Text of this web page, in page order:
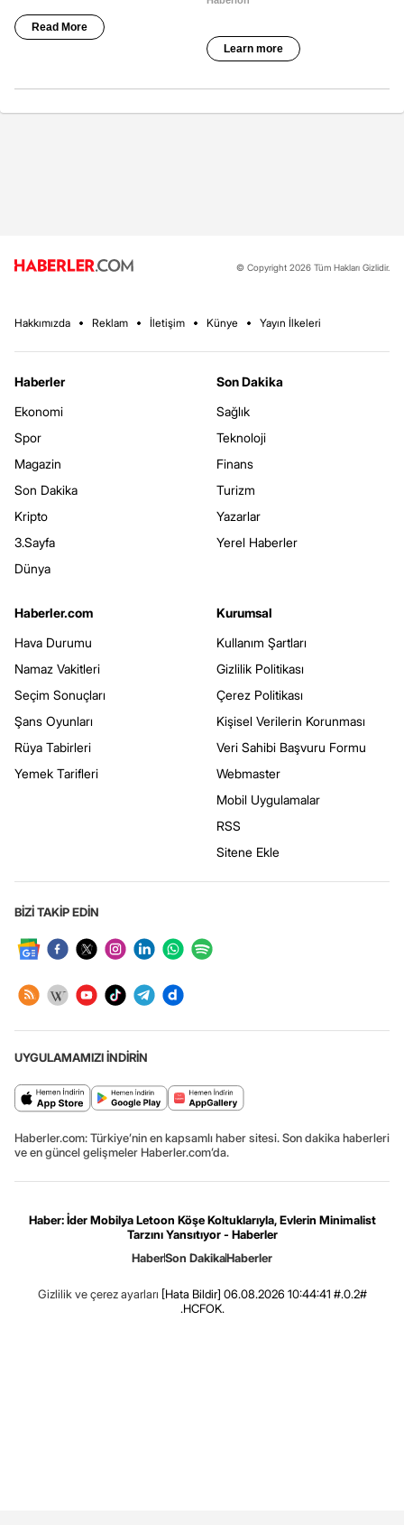
© Copyright 2026 Tüm Hakları Gizlidir.
Hakkımızda Reklam İletişim Künye Yayın İlkeleri
Haberler
Ekonomi
Spor
Magazin
Son Dakika
Kripto
3.Sayfa
Dünya
Son Dakika
Sağlık
Teknoloji
Finans
Turizm
Yazarlar
Yerel Haberler
Haberler.com
Hava Durumu
Namaz Vakitleri
Seçim Sonuçları
Şans Oyunları
Rüya Tabirleri
Yemek Tarifleri
Kurumsal
Kullanım Şartları
Gizlilik Politikası
Çerez Politikası
Kişisel Verilerin Korunması
Veri Sahibi Başvuru Formu
Webmaster
Mobil Uygulamalar
RSS
Sitene Ekle
BİZİ TAKİP EDİN
UYGULAMAMIZI İNDİRİN
Haberler.com: Türkiye’nin en kapsamlı haber sitesi. Son dakika haberleri
ve en güncel gelişmeler Haberler.com’da.
Haber: İder Mobilya Letoon Köşe Koltuklarıyla, Evlerin Minimalist
Tarzını Yansıtıyor - Haberler
HaberSon DakikaHaberler
Gizlilik ve çerez ayarları [Hata Bildir] 06.08.2026 10:44:41 #.0.2#
.HCFOK.